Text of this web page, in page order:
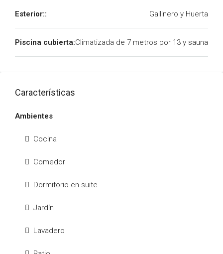
Esterior:: Gallinero y Huerta
Piscina cubierta:Climatizada de 7 metros por 13 y sauna
Características
Ambientes
Cocina
Comedor
Dormitorio en suite
Jardín
Lavadero